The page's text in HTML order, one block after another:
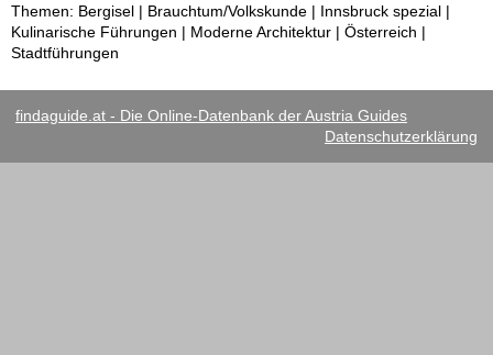
Themen: Bergisel | Brauchtum/Volkskunde | Innsbruck spezial |
Kulinarische Führungen | Moderne Architektur | Österreich |
Stadtführungen
findaguide.at - Die Online-Datenbank der Austria Guides
Datenschutzerklärung